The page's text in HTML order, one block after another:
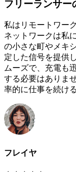
フリーランサー
私はリモートワー
ネットワークは私
の小さな町やメキ
定した信号を提供
ムーズで、充電も
する必要はありま
率的に仕事を続け
フレイヤ